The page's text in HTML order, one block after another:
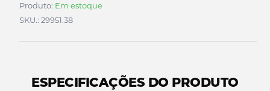
Produto: Em estoque
SKU.: 29951.38
ESPECIFICAÇÕES DO PRODUTO